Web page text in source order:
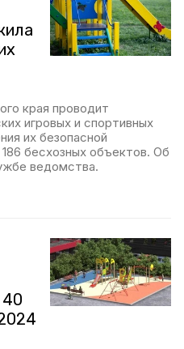
края проводит
игровых и спортивных
их безопасной
бесхозных объектов. Об
ведомства.
40